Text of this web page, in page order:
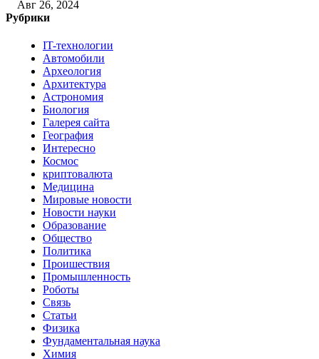
Авг 26, 2024
Рубрики
IT-технологии
Автомобили
Археология
Архитектура
Астрономия
Биология
Галерея сайта
География
Интересно
Космос
криптовалюта
Медицина
Мировые новости
Новости науки
Образование
Общество
Политика
Проишествия
Промышленность
Роботы
Связь
Статьи
Физика
Фундаментальная наука
Химия